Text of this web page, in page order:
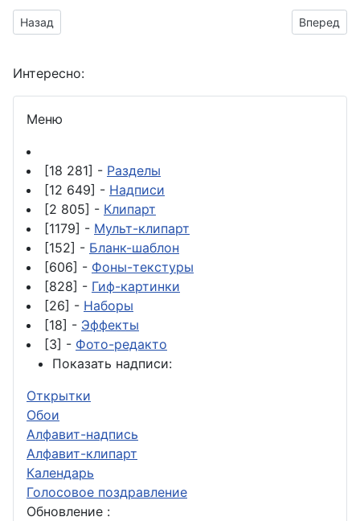
Предыдущий материал: Сделать именное поздравление для
Назад Вперед
Интересно:
Меню
[18 281] - Разделы
[12 649] - Надписи
[2 805] - Клипарт
[1179] - Мульт-клипарт
[152] - Бланк-шаблон
[606] - Фоны-текстуры
[828] - Гиф-картинки
[26] - Наборы
[18] - Эффекты
[3] - Фото-редакто
Показать надписи:
Открытки
Обои
Алфавит-надпись
Алфавит-клипарт
Календарь
Голосовое поздравление
Обновление :